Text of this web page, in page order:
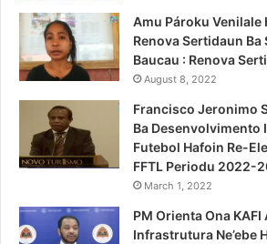
Amu Pároku Venilale
Renova Sertidaun
Baucau : Renova
August 8, 2022
Francisco Jeronimo
Ba
Futebol Hafoin Re-
FFTL Periodu 2022-
March 1, 2022
PM Orienta Ona KAFI
Infrastrutura Ne’ebe